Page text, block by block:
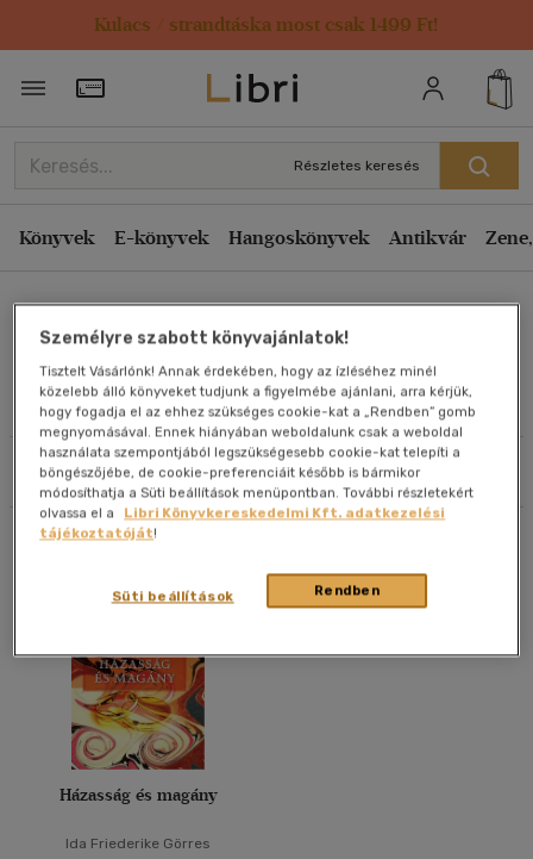
Kulacs / strandtáska most csak 1499 Ft!
Törzsvásárlói Kártya adatai
Részletes keresés
Könyvek E-könyvek Hangoskönyvek Antikvár
Művei
Szűrés Rendezés
Rendezés
Kiadás éve szerint csökkenő
Ár szerint csökkenő
Eladott darabszám szerint csökkenő
Eladott darabszám szerint növekvő
Cím szerint A-Z
Szerző szerint A-Z
Megjelenítés
20 db / oldal
Alkalmaz
Házasság és magány
Ida Friederike Görres
Személyre szabott könyvajánlatok!
Tisztelt Vásárlónk! Annak érdekében, hogy az ízléséhez minél
közelebb álló könyveket tudjunk a figyelmébe ajánlani, arra kérjük,
hogy fogadja el az ehhez szükséges cookie-kat a „Rendben” gomb
megnyomásával. Ennek hiányában weboldalunk csak a weboldal
használata szempontjából legszükségesebb cookie-kat telepíti a
böngészőjébe, de cookie-preferenciáit később is bármikor
módosíthatja a Süti beállítások menüpontban. További részletekért
olvassa el a
Libri Könyvkereskedelmi Kft. adatkezelési
tájékoztatóját!
Rendben
Süti beállítások